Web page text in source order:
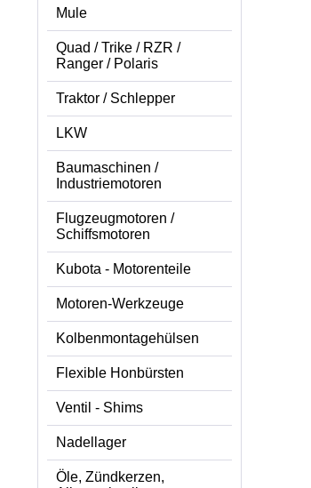
Mule
Quad / Trike / RZR /
Ranger / Polaris
Traktor / Schlepper
LKW
Baumaschinen /
Industriemotoren
Flugzeugmotoren /
Schiffsmotoren
Kubota - Motorenteile
Motoren-Werkzeuge
Kolbenmontagehülsen
Flexible Honbürsten
Ventil - Shims
Nadellager
Öle, Zündkerzen,